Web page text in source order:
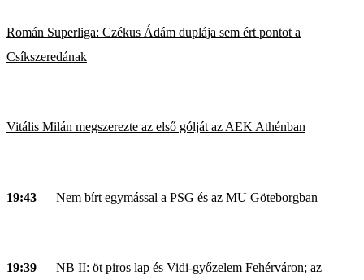
Román Superliga: Czékus Ádám duplája sem ért pontot a
Csíkszeredának
Vitális Milán megszerezte az első gólját az AEK Athénban
19:43 — Nem bírt egymással a PSG és az MU Göteborgban
19:39 — NB II: öt piros lap és Vidi-győzelem Fehérváron; az